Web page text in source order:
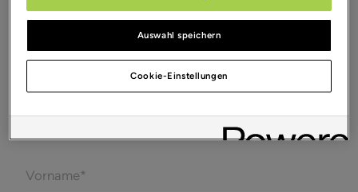
L03
Auswahl speichern
Cookie-Einstellungen